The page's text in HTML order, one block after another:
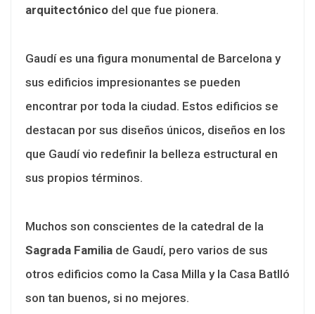
arquitectónico del que fue pionera.
Gaudí es una figura monumental de Barcelona y
sus edificios impresionantes se pueden
encontrar por toda la ciudad. Estos edificios se
destacan por sus diseños únicos, diseños en los
que Gaudí vio redefinir la belleza estructural en
sus propios términos.
Muchos son conscientes de la catedral de la
Sagrada Familia de Gaudí, pero varios de sus
otros edificios como la Casa Milla y la Casa Batlló
son tan buenos, si no mejores.